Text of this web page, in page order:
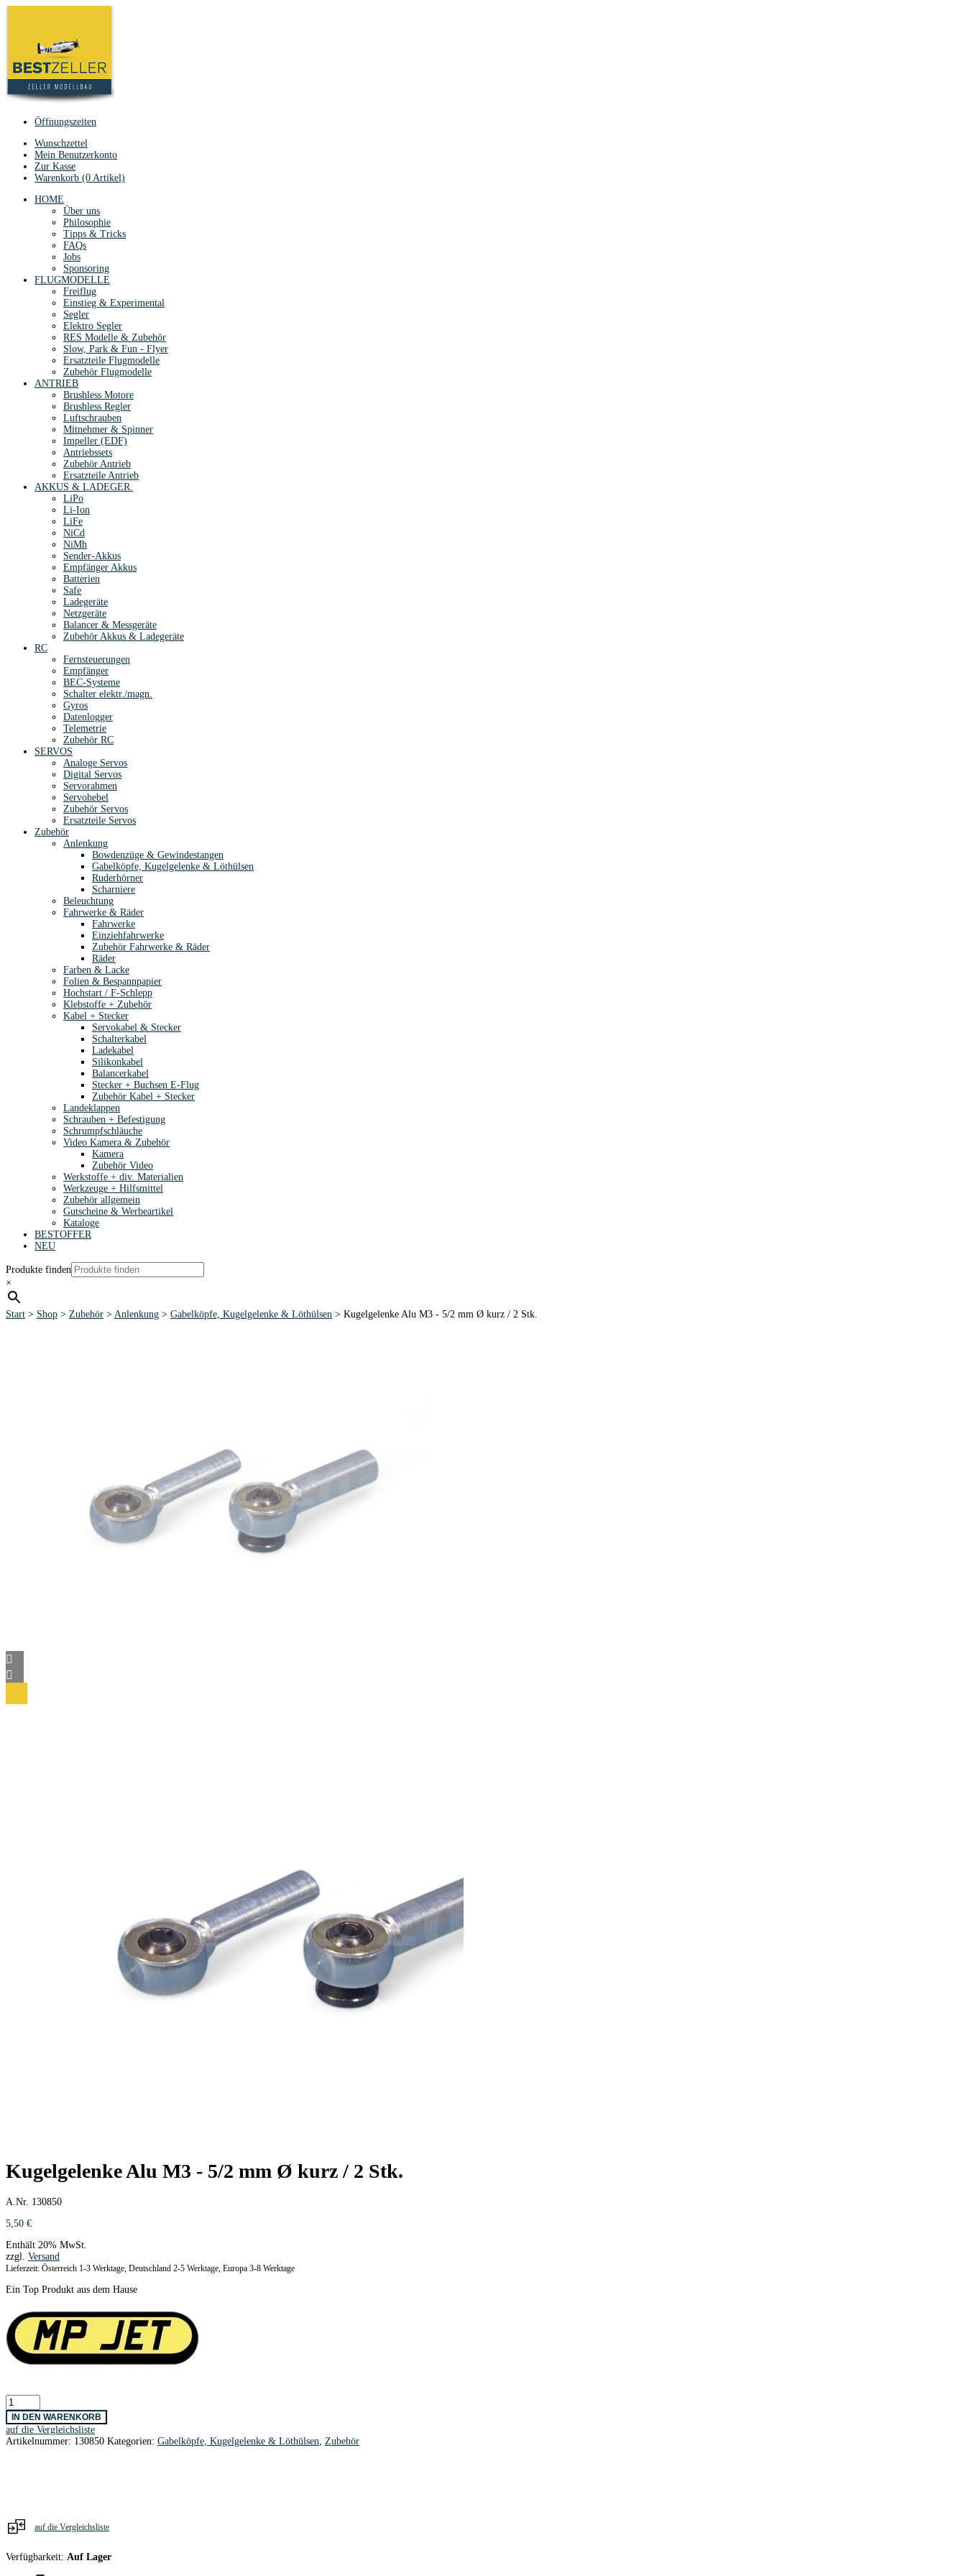
Öffnungszeiten
Wunschzettel
Mein Benutzerkonto
Zur Kasse
Warenkorb (0 Artikel)
HOME
Über uns
Philosophie
Tipps & Tricks
FAQs
Jobs
Sponsoring
FLUGMODELLE
Freiflug
Einstieg & Experimental
Segler
Elektro Segler
RES Modelle & Zubehör
Slow, Park & Fun - Flyer
Ersatzteile Flugmodelle
Zubehör Flugmodelle
ANTRIEB
Brushless Motore
Brushless Regler
Luftschrauben
Mitnehmer & Spinner
Impeller (EDF)
Antriebssets
Zubehör Antrieb
Ersatzteile Antrieb
AKKUS & LADEGER.
LiPo
Li-Ion
LiFe
NiCd
NiMh
Sender-Akkus
Empfänger Akkus
Batterien
Safe
Ladegeräte
Netzgeräte
Balancer & Messgeräte
Zubehör Akkus & Ladegeräte
RC
Fernsteuerungen
Empfänger
BEC-Systeme
Schalter elektr./magn.
Gyros
Datenlogger
Telemetrie
Zubehör RC
SERVOS
Analoge Servos
Digital Servos
Servorahmen
Servohebel
Zubehör Servos
Ersatzteile Servos
Zubehör
Anlenkung
Bowdenzüge & Gewindestangen
Gabelköpfe, Kugelgelenke & Löthülsen
Ruderhörner
Scharniere
Beleuchtung
Fahrwerke & Räder
Fahrwerke
Einziehfahrwerke
Zubehör Fahrwerke & Räder
Räder
Farben & Lacke
Folien & Bespannpapier
Hochstart / F-Schlepp
Klebstoffe + Zubehör
Kabel + Stecker
Servokabel & Stecker
Schalterkabel
Ladekabel
Silikonkabel
Balancerkabel
Stecker + Buchsen E-Flug
Zubehör Kabel + Stecker
Landeklappen
Schrauben + Befestigung
Schrumpfschläuche
Video Kamera & Zubehör
Kamera
Zubehör Video
Werkstoffe + div. Materialien
Werkzeuge + Hilfsmittel
Zubehör allgemein
Gutscheine & Werbeartikel
Kataloge
BESTOFFER
NEU
Produkte finden
×
Start > Shop > Zubehör > Anlenkung > Gabelköpfe, Kugelgelenke & Löthülsen > Kugelgelenke Alu M3 - 5/2 mm Ø kurz / 2 Stk.
Kugelgelenke Alu M3 - 5/2 mm Ø kurz / 2 Stk.
A.Nr. 130850
5,50 €
Enthält 20% MwSt.
zzgl. Versand
Lieferzeit: Österreich 1-3 Werktage, Deutschland 2-5 Werktage, Europa 3-8 Werktage
Ein Top Produkt aus dem Hause
Kugelgelenke
Alu
M3
-
5/2
Menge
IN DEN WARENKORB
auf die Vergleichsliste
Artikelnummer: 130850 Kategorien: Gabelköpfe, Kugelgelenke & Löthülsen Zubehör
auf die Vergleichsliste
Verfügbarkeit: Auf Lager